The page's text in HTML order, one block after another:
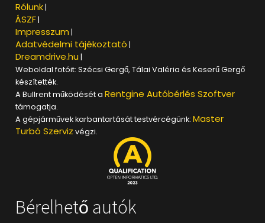
Rólunk |
ÁSZF |
Impresszum |
Adatvédelmi tájékoztató |
Dreamdrive.hu |
Weboldal fotóit: Szécsi Gergő, Tálai Valéria és Keserű Gergő
készítették.
A Bullrent működését aRentgine Autóbérlés Szoftver
támogatja.
A gépjárművek karbantartását testvércégünk:Master
Turbó Szerviz végzi.
Bérelhető autók